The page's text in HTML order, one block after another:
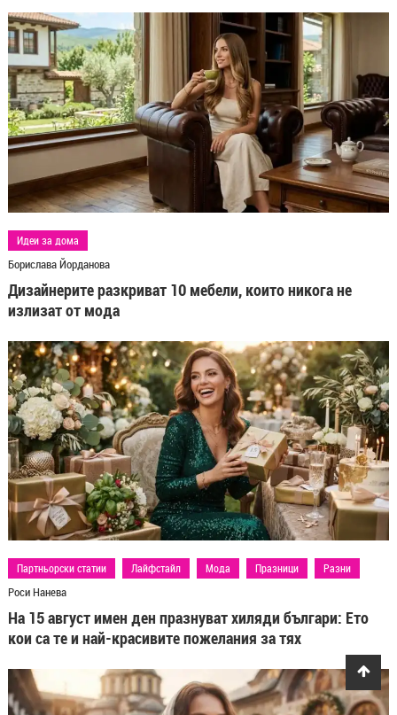
Идеи за дома
Борислава Йорданова
Дизайнерите разкриват 10 мебели, които никога не
излизат от мода
Партньорски статии Лайфстайл Мода Празници Разни
Роси Нанева
На 15 август имен ден празнуват хиляди българи: Ето
кои са те и най-красивите пожелания за тях